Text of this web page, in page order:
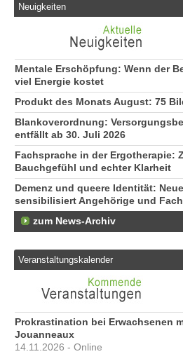
Neuigkeiten
Mentale Erschöpfung: Wenn der
viel Energie kostet
Produkt des Monats August: 75
Blankoverordnung:
entfällt ab 30. Juli 2026
Fachsprache in der Ergotherapie:
Bauchgefühl und echter Klarheit
Demenz und queere Identität:
sensibilisiert Angehörige und
zum News-Archiv
Veranstaltungskalender
Prokrastination bei Erwachsenen
Jouanneaux
14.11.2026 - Online